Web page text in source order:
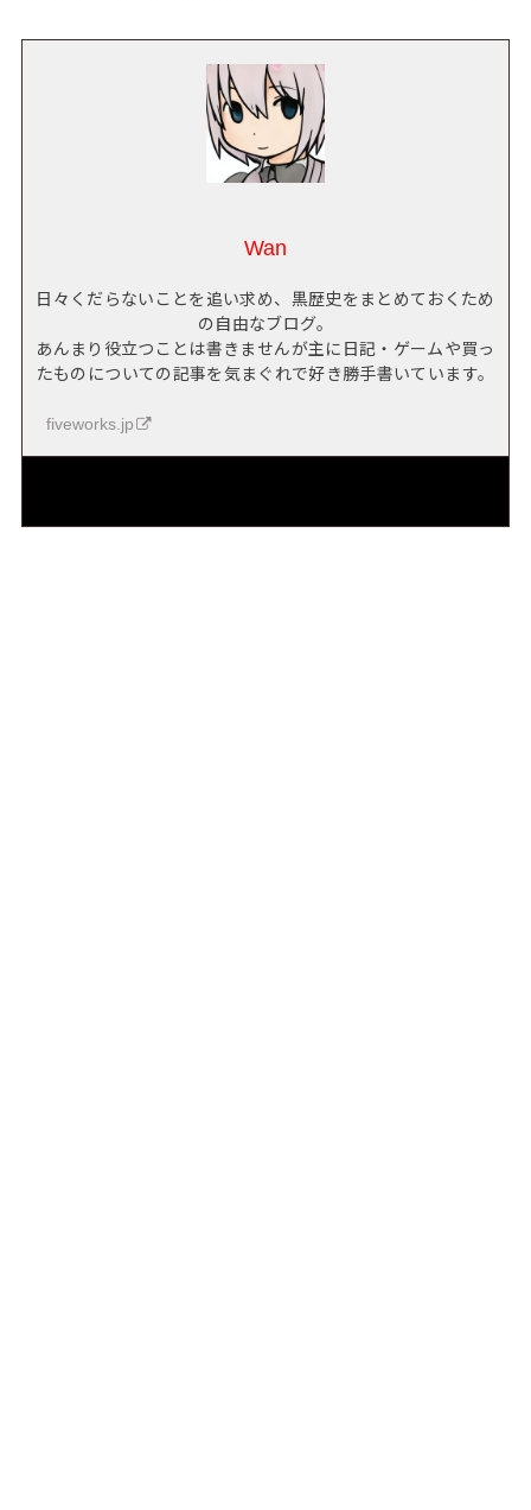
Wan
日々くだらないことを追い求め、黒歴史をまとめておくため
の自由なブログ。
あんまり役立つことは書きませんが主に日記・ゲームや買っ
たものについての記事を気まぐれで好き勝手書いています。
fiveworks.jp